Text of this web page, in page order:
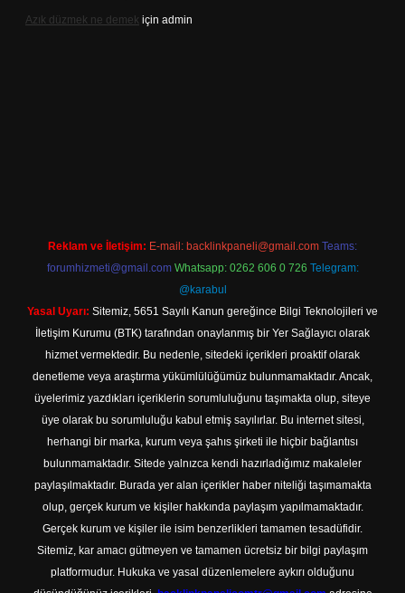
Azık düzmek ne demek için admin
Reklam ve İletişim: E-mail: backlinkpaneli@gmail.com Teams:
forumhizmeti@gmail.com Whatsapp: 0262 606 0 726 Telegram:
@karabul
Yasal Uyarı: Sitemiz, 5651 Sayılı Kanun gereğince Bilgi Teknolojileri ve
İletişim Kurumu (BTK) tarafından onaylanmış bir Yer Sağlayıcı olarak
hizmet vermektedir. Bu nedenle, sitedeki içerikleri proaktif olarak
denetleme veya araştırma yükümlülüğümüz bulunmamaktadır. Ancak,
üyelerimiz yazdıkları içeriklerin sorumluluğunu taşımakta olup, siteye
üye olarak bu sorumluluğu kabul etmiş sayılırlar. Bu internet sitesi,
herhangi bir marka, kurum veya şahıs şirketi ile hiçbir bağlantısı
bulunmamaktadır. Sitede yalnızca kendi hazırladığımız makaleler
paylaşılmaktadır. Burada yer alan içerikler haber niteliği taşımamakta
olup, gerçek kurum ve kişiler hakkında paylaşım yapılmamaktadır.
Gerçek kurum ve kişiler ile isim benzerlikleri tamamen tesadüfidir.
Sitemiz, kar amacı gütmeyen ve tamamen ücretsiz bir bilgi paylaşım
platformudur. Hukuka ve yasal düzenlemelere aykırı olduğunu